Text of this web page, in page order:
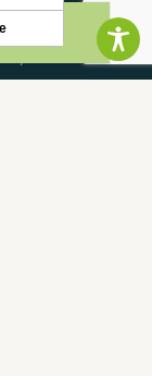
y ofertas.